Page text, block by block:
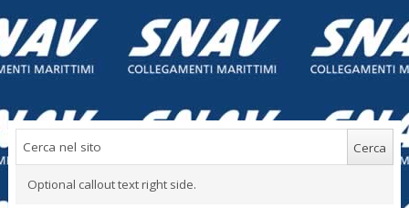
Optional callout text right side.